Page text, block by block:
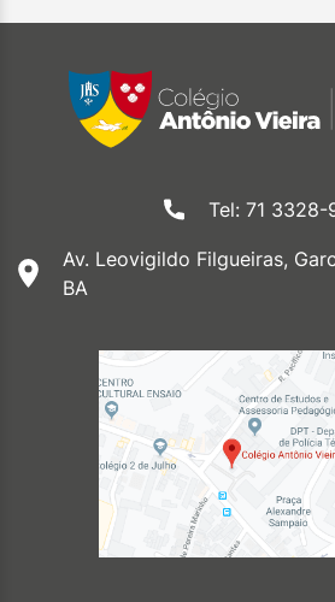
Tel: 71 3328-
Av. Leovigildo Filgueiras,
BA